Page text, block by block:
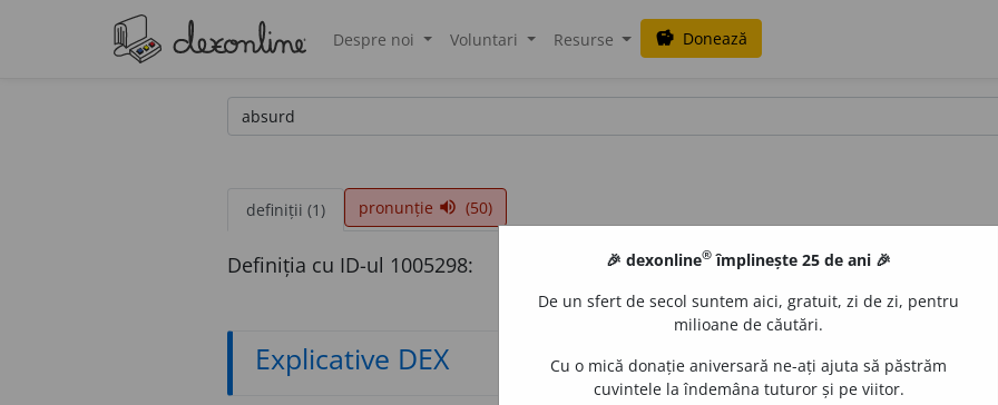
Despre noi Voluntari Resurse savings Donează
definiții (1) pronunție volume_up (50)
Definiția cu ID-ul 1005298:
Explicative DEX
🎉 dexonline® împlinește 25 de ani 🎉
De un sfert de secol suntem aici, gratuit, zi de zi, pentru
milioane de căutări.
Cu o mică donație aniversară ne-ați ajuta să păstrăm
cuvintele la îndemâna tuturor și pe viitor.